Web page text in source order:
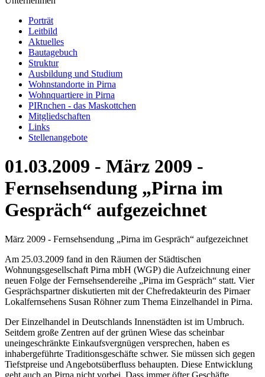
Porträt
Leitbild
Aktuelles
Bautagebuch
Struktur
Ausbildung und Studium
Wohnstandorte in Pirna
Wohnquartiere in Pirna
PIRnchen - das Maskottchen
Mitgliedschaften
Links
Stellenangebote
01.03.2009 - März 2009 -
Fernsehsendung „Pirna im
Gespräch“ aufgezeichnet
März 2009 - Fernsehsendung „Pirna im Gespräch“ aufgezeichnet
Am 25.03.2009 fand in den Räumen der Städtischen
Wohnungsgesellschaft Pirna mbH (WGP) die Aufzeichnung einer
neuen Folge der Fernsehsendereihe „Pirna im Gespräch“ statt. Vier
Gesprächspartner diskutierten mit der Chefredakteurin des Pirnaer
Lokalfernsehens Susan Röhner zum Thema Einzelhandel in Pirna.
Der Einzelhandel in Deutschlands Innenstädten ist im Umbruch.
Seitdem große Zentren auf der grünen Wiese das scheinbar
uneingeschränkte Einkaufsvergnügen versprechen, haben es
inhabergeführte Traditionsgeschäfte schwer. Sie müssen sich gegen
Tiefstpreise und Angebotsüberfluss behaupten. Diese Entwicklung
geht auch an Pirna nicht vorbei. Dass immer öfter Geschäfte